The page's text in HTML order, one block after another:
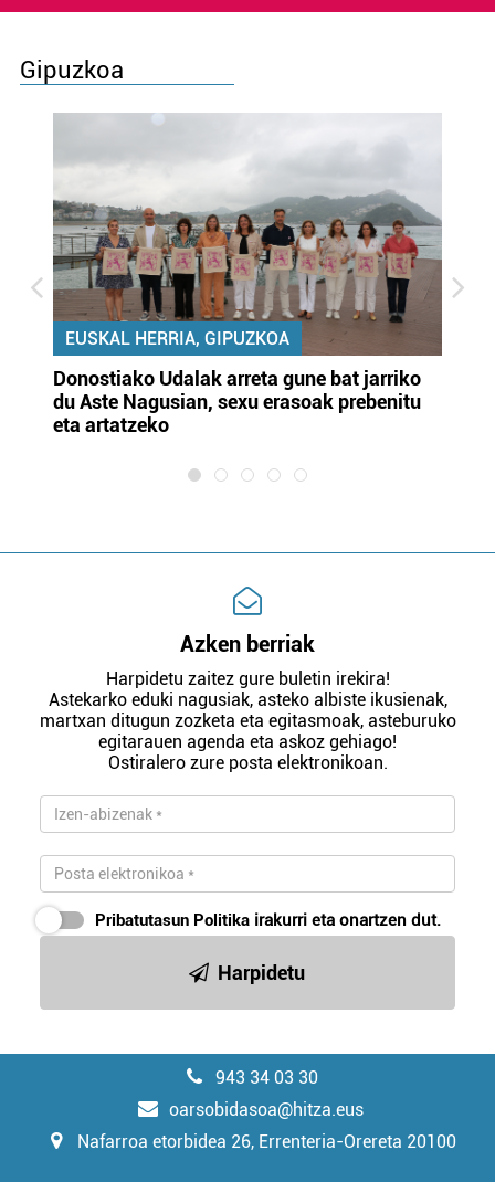
Gipuzkoa
EUSKAL HERRIA, GIPUZKOA
Donostiako Udalak arreta gune bat jarriko
du Aste Nagusian, sexu erasoak prebenitu
eta artatzeko
Azken berriak
Harpidetu zaitez gure buletin irekira!
Astekarko eduki nagusiak, asteko albiste ikusienak,
martxan ditugun zozketa eta egitasmoak, asteburuko
egitarauen agenda eta askoz gehiago!
Ostiralero zure posta elektronikoan.
Pribatutasun Politika irakurri eta onartzen dut.
Harpidetu
943 34 03 30
oarsobidasoa@hitza.eus
Nafarroa etorbidea 26, Errenteria-Orereta 20100